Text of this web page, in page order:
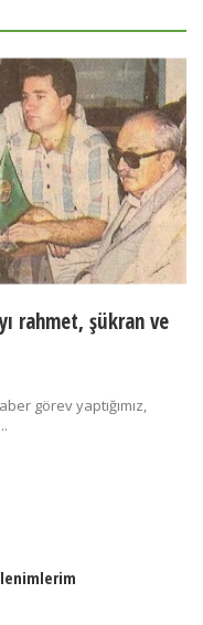
rahmet, şükran ve
görev yaptığımız,